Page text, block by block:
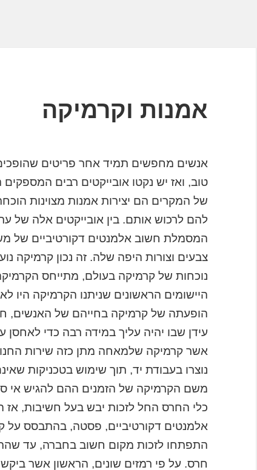
אמנות וקרמיקה
אנשים מחפשים תמיד אחר פריטים
טוב, ואז יש נקטו אובייקטים רבים
של המקרים הם יצירות אמנות מצוינות
להם לרכוש אותם. בין אובייקטים אלה של
המסמלת חשוב אלמנטים דקורטיביים של
צבעים וצורות היפה שלה. זה נכון קרמיקה
נוכחות של קרמיקה בעולם, מתייחס
היישומים הראשונים שניתנו הקרמיקה היו
הופעתה של קרמיקה בחייהם של האנשים,
עידן שבו יהיה עליך במידה רבה כדי לאחסן
אשר קרמיקה שלמאחה מתן כזה שירות
נוצרו בעבודת יד, תוך שימוש בטכניקות
משם הקרמיקה של הזמנים ההם להגיש אי
כלי החרס החל לזכות יבש בעל חשיבות, אז
אלמנטים דקורטיביים, פסטה, בהתבסס על
התפתחו לזכות מקום חשוב בחברה, עד
חרס. על פי רמזים שונים, הראשון אשר